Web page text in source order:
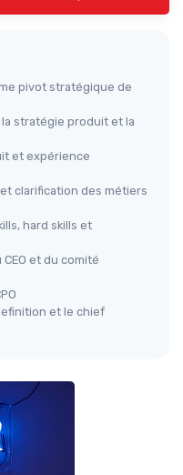
pivot stratégique de
stratégie produit et la
et expérience
clarification des métiers
hard skills et
et du comité
et le chief